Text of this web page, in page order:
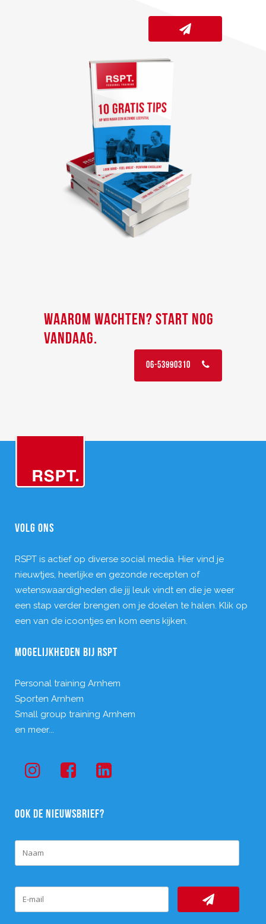
WAAROM WACHTEN? START NOG
VANDAAG.
06-53990310
VOLG ONS
RSPT is actief op diverse social media. Hier vind je
nieuwtjes, heerlijke en gezonde recepten of
wetenswaardigheden die jij leuk vindt en die je weer
een stap verder brengen om je doelen te halen. Klik op
een van de icoontjes en kom eens kijken.
MOGELIJKHEDEN BIJ RSPT
Personal training Arnhem
Sporten Arnhem
Small group training Arnhem
en meer...
OOK DE NIEUWSBRIEF?